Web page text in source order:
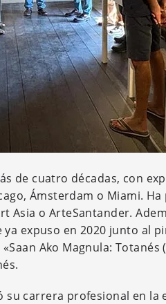
de cuatro décadas, con
Ámsterdam o Miami.
Asia o ArteSantander.
expuso en 2020 junto al
Ako Magnula: Totanés
su carrera profesional en la